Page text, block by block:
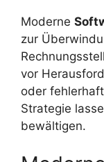
Moderne
zur
vor
oder
Strategie
bewältigen.